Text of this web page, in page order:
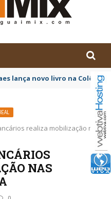
representam o Brasil no
realiza mobilização nas
NAS